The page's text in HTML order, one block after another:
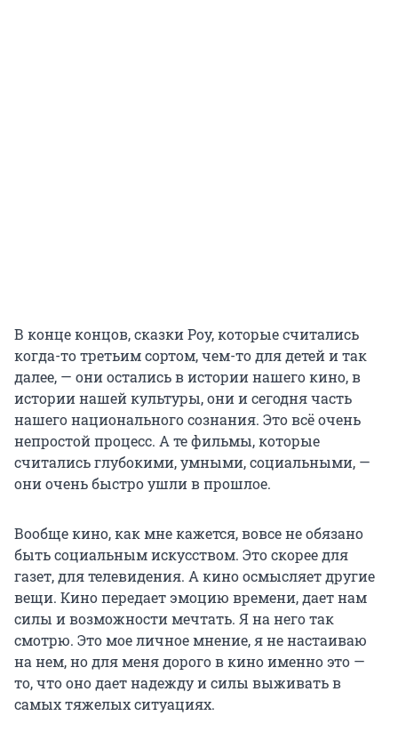
В конце концов, сказки Роу, которые считались
когда-то третьим сортом, чем-то для детей и так
далее, — они остались в истории нашего кино, в
истории нашей культуры, они и сегодня часть
нашего национального сознания. Это всё очень
непростой процесс. А те фильмы, которые
считались глубокими, умными, социальными, —
они очень быстро ушли в прошлое.
Вообще кино, как мне кажется, вовсе не обязано
быть социальным искусством. Это скорее для
газет, для телевидения. А кино осмысляет другие
вещи. Кино передает эмоцию времени, дает нам
силы и возможности мечтать. Я на него так
смотрю. Это мое личное мнение, я не настаиваю
на нем, но для меня дорого в кино именно это —
то, что оно дает надежду и силы выживать в
самых тяжелых ситуациях.